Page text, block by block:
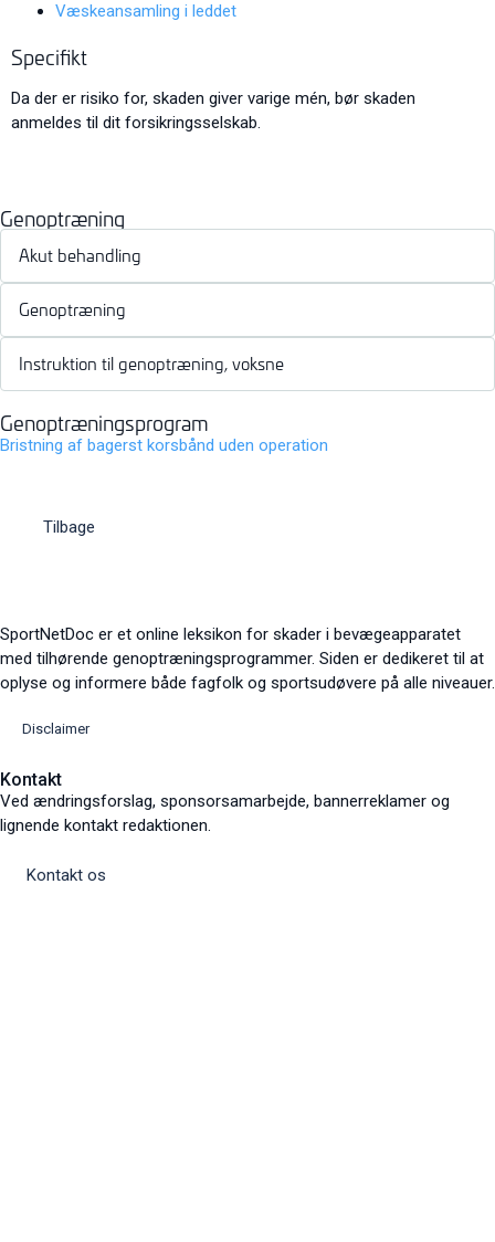
Væskeansamling i leddet
Specifikt
Da der er risiko for, skaden giver varige mén, bør skaden
anmeldes til dit forsikringsselskab.
Genoptræning
Akut behandling
Genoptræning
Instruktion til genoptræning, voksne
Genoptræningsprogram
Bristning af bagerst korsbånd uden operation
Tilbage
SportNetDoc er et online leksikon for skader i bevægeapparatet
med tilhørende genoptræningsprogrammer. Siden er dedikeret til at
oplyse og informere både fagfolk og sportsudøvere på alle niveauer.
Disclaimer
Kontakt
Ved ændringsforslag, sponsorsamarbejde, bannerreklamer og
lignende kontakt redaktionen.
Kontakt os